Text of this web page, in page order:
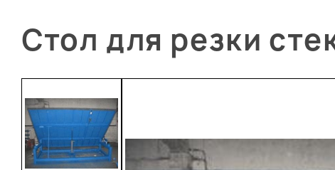
Стол для резки